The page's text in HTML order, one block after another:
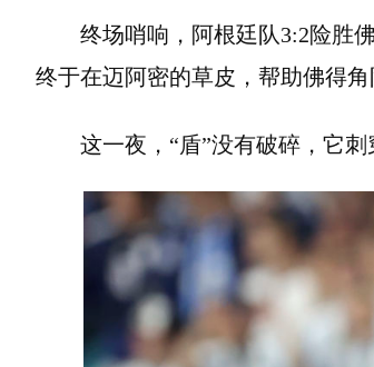
终场哨响，阿根廷队3:2险胜
终于在迈阿密的草皮，帮助佛得角
这一夜，“盾”没有破碎，它刺